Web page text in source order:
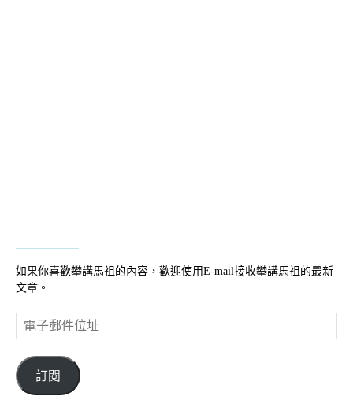
如果你喜歡攀講馬祖的內容，歡迎使用E-mail接收攀講馬祖的最新
文章。
電
子
件
位
訂閱